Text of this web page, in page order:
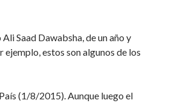
Saad Dawabsha, de un año y
estos son algunos de los
(1/8/2015). Aunque luego el